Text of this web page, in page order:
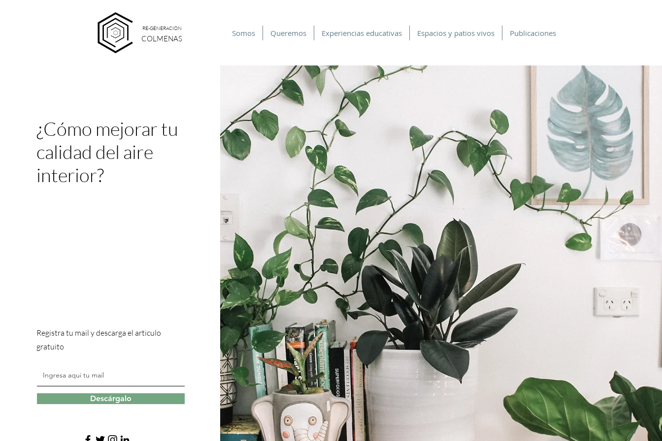
RE-GENERACIÓN
COLMENAS
Somos Queremos Experiencias educativas Espacios y patios vivos Publicaciones
¿Cómo mejorar tu
calidad del aire
interior?
Registra tu mail y descarga el articulo
gratuito
Descárgalo